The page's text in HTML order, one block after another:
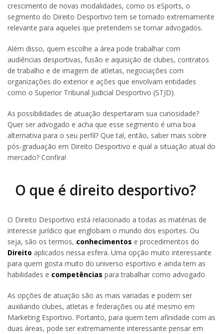
crescimento de novas modalidades, como os eSports, o
segmento do Direito Desportivo tem se tornado extremamente
relevante para aqueles que pretendem se tornar advogados.
Além disso, quem escolhe a área pode trabalhar com
audiências desportivas, fusão e aquisição de clubes, contratos
de trabalho e de imagem de atletas, negociações com
organizações do exterior e ações que envolvam entidades
como o Superior Tribunal Judicial Desportivo (STJD).
As possibilidades de atuação despertaram sua curiosidade?
Quer ser advogado e acha que esse segmento é uma boa
alternativa para o seu perfil? Que tal, então, saber mais sobre
pós-graduação em Direito Desportivo e qual a situação atual do
mercado? Confira!
O que é direito desportivo?
O Direito Desportivo está relacionado a todas as matérias de
interesse jurídico que englobam o mundo dos esportes. Ou
seja, são os termos, conhecimentos e procedimentos do
Direito aplicados nessa esfera. Uma opção muito interessante
para quem gosta muito do universo esportivo e ainda tem as
habilidades e competências para trabalhar como advogado.
As opções de atuação são as mais variadas e podem ser
auxiliando clubes, atletas e federações ou até mesmo em
Marketing Esportivo. Portanto, para quem tem afinidade com as
duas áreas, pode ser extremamente interessante pensar em